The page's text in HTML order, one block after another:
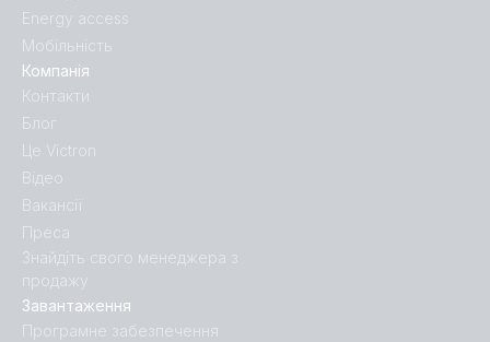
Завантаження
Програмне забезпечення
Energy access
Мобільність
Компанія
Контакти
Блог
Це Victron
Відео
Вакансії
Преса
Знайдіть свого менеджера з
продажу